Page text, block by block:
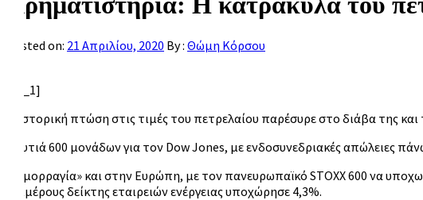
Posted on: 21 Απριλίου, 2020 By : Θώμη Κόρσου
[ad_1]
Η ιστορική πτώση στις τιμές του πετρελαίου παρέσυρε στο διάβα της
Βουτιά 600 μονάδων για τον Dow Jones, με ενδοσυνεδριακές απώλειες
«Αιμορραγία» και στην Ευρώπη, με τον πανευρωπαϊκό STOXX 600 να
επιμέρους δείκτης εταιρειών ενέργειας υποχώρησε 4,3%.